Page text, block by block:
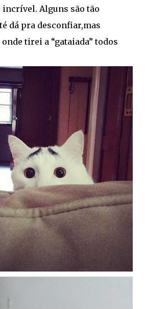
incrível. Alguns são tão
dá pra desconfiar,mas
tirei a “gataiada” todos